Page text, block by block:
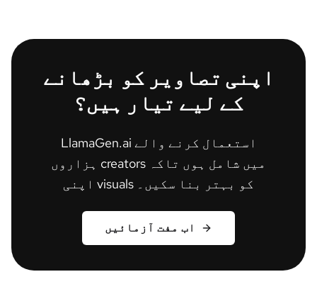
اپنی تصاویر کو بڑھانے
کے لیے تیار ہیں؟
LlamaGen.ai استعمال کرنے والے
ہزاروں creators میں شامل ہوں تاکہ
اپنی visuals کو بہتر بنا سکیں۔
اب مفت آزمائیں